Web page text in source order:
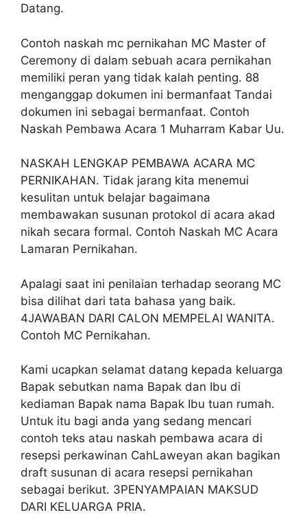
Datang.
Contoh naskah mc pernikahan MC Master of
Ceremony di dalam sebuah acara pernikahan
memiliki peran yang tidak kalah penting. 88
menganggap dokumen ini bermanfaat Tandai
dokumen ini sebagai bermanfaat. Contoh
Naskah Pembawa Acara 1 Muharram Kabar Uu.
NASKAH LENGKAP PEMBAWA ACARA MC
PERNIKAHAN. Tidak jarang kita menemui
kesulitan untuk belajar bagaimana
membawakan susunan protokol di acara akad
nikah secara formal. Contoh Naskah MC Acara
Lamaran Pernikahan.
Apalagi saat ini penilaian terhadap seorang MC
bisa dilihat dari tata bahasa yang baik.
4JAWABAN DARI CALON MEMPELAI WANITA.
Contoh MC Pernikahan.
Kami ucapkan selamat datang kepada keluarga
Bapak sebutkan nama Bapak dan Ibu di
kediaman Bapak nama Bapak Ibu tuan rumah.
Untuk itu bagi anda yang sedang mencari
contoh teks atau naskah pembawa acara di
resepsi perkawinan CahLaweyan akan bagikan
draft susunan di acara resepsi pernikahan
sebagai berikut. 3PENYAMPAIAN MAKSUD
DARI KELUARGA PRIA.